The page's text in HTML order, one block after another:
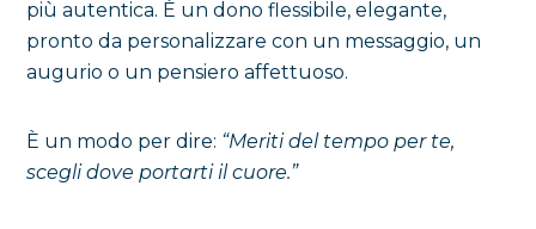
più autentica. È un dono flessibile, elegante,
pronto da personalizzare con un messaggio, un
augurio o un pensiero affettuoso.
È un modo per dire: “Meriti del tempo per te,
scegli dove portarti il cuore.”